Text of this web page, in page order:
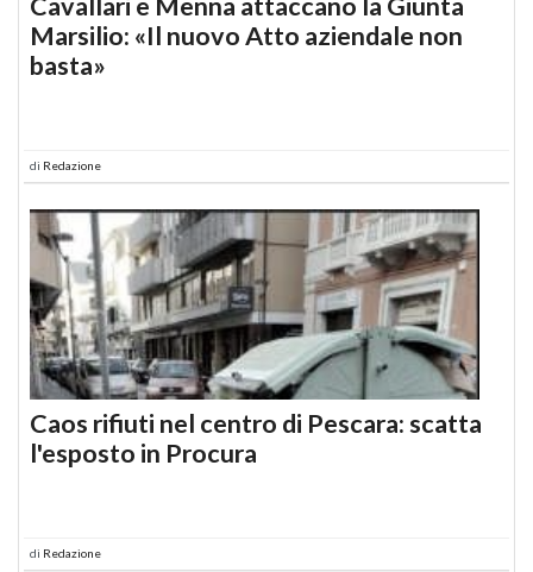
Marsilio: «Il nuovo Atto aziendale non
basta»
di Redazione
Caos rifiuti nel centro di Pescara: scatta
l'esposto in Procura
di Redazione